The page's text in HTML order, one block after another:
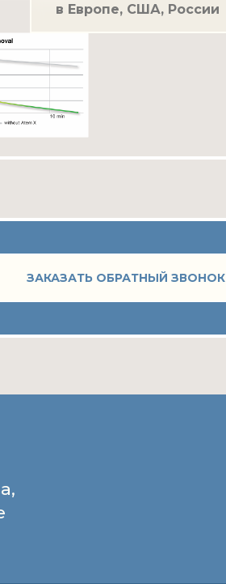
в Европе, США, России
ЗАКАЗАТЬ ОБРАТНЫЙ ЗВОНОК